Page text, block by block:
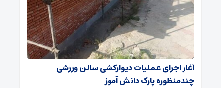
آغاز اجرای عملیات دیوارکشی سالن ورزشی
چندمنظوره پارک دانش آموز